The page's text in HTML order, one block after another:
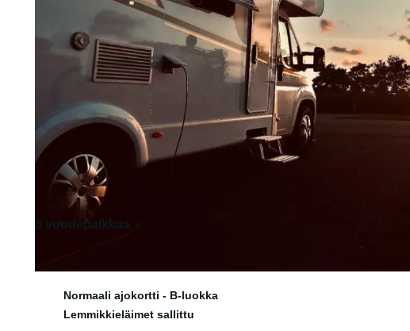
6 vuodepaikkaa
Normaali ajokortti - B-luokka
Lemmikkieläimet sallittu